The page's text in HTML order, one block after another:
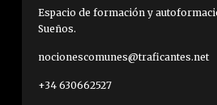
Espacio de formación y
Sueños.
nocionescomunes@traficantes.net
+34 630662527